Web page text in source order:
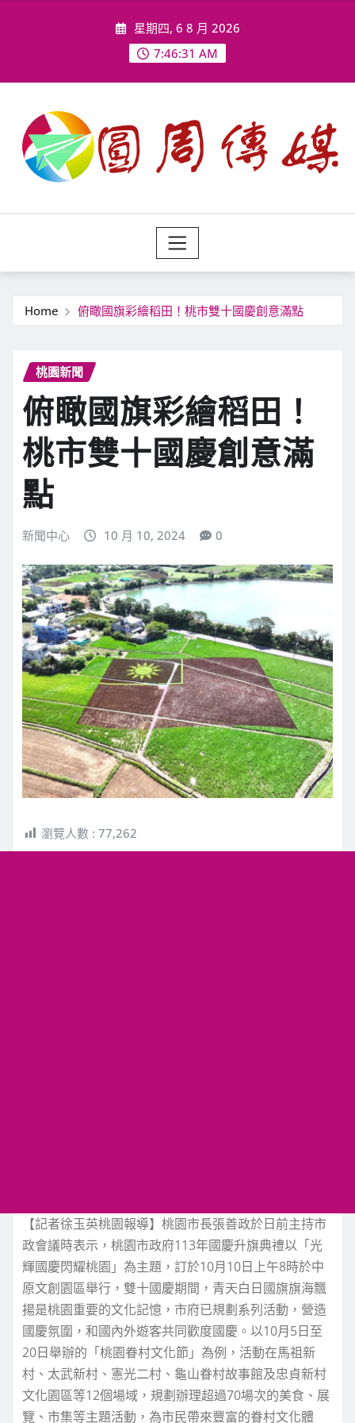
星期四, 6 8 月 2026
7:46:33 AM
Home 俯瞰國旗彩繪稻田！桃市雙十國慶創意滿點
桃園新聞
俯瞰國旗彩繪稻田！
桃市雙十國慶創意滿
點
新聞中心 10 月 10, 2024 0
瀏覽人數 : 77,262
【記者徐玉英桃園報導】桃園市長張善政於日前主持市
政會議時表示，桃園市政府113年國慶升旗典禮以「光
輝國慶閃耀桃園」為主題，訂於10月10日上午8時於中
原文創園區舉行，雙十國慶期間，青天白日國旗旗海飄
揚是桃園重要的文化記憶，市府已規劃系列活動，營造
國慶氛圍，和國內外遊客共同歡度國慶。以10月5日至
20日舉辦的「桃園眷村文化節」為例，活動在馬祖新
村、太武新村、憲光二村、龜山眷村故事館及忠貞新村
文化園區等12個場域，規劃辦理超過70場次的美食、展
覽、市集等主題活動，為市民帶來豐富的眷村文化體